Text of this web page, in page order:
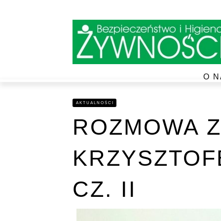
O
AKTUALNOŚCI
ROZMOWA
CZ. II